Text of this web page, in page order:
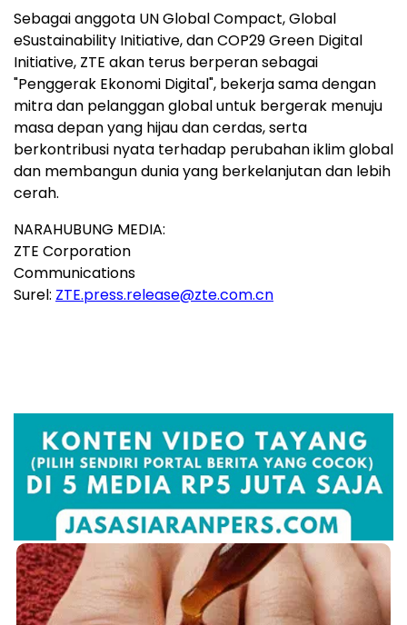
Sebagai anggota UN Global Compact, Global
eSustainability Initiative, dan COP29 Green Digital
Initiative, ZTE akan terus berperan sebagai
"Penggerak Ekonomi Digital", bekerja sama dengan
mitra dan pelanggan global untuk bergerak menuju
masa depan yang hijau dan cerdas, serta
berkontribusi nyata terhadap perubahan iklim global
dan membangun dunia yang berkelanjutan dan lebih
cerah.
NARAHUBUNG MEDIA:
ZTE Corporation
Communications
Surel: ZTE.press.release@zte.com.cn